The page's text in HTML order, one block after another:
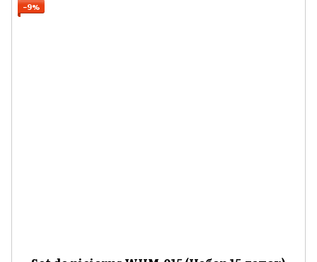
−9%